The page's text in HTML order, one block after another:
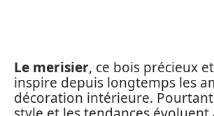
Le merisier, ce bois précieux
inspire depuis longtemps les
décoration intérieure.